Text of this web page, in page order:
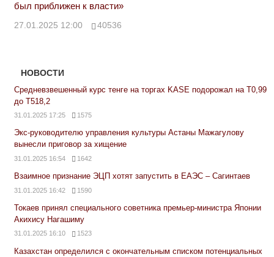
был приближен к власти»
27.01.2025 12:00 40536
НОВОСТИ
Средневзвешенный курс тенге на торгах KASE подорожал на Т0,99
до Т518,2
31.01.2025 17:25 1575
Экс-руководителю управления культуры Астаны Мажагулову
вынесли приговор за хищение
31.01.2025 16:54 1642
Взаимное признание ЭЦП хотят запустить в ЕАЭС – Сагинтаев
31.01.2025 16:42 1590
Токаев принял специального советника премьер-министра Японии
Акихису Нагашиму
31.01.2025 16:10 1523
Казахстан определился с окончательным списком потенциальных